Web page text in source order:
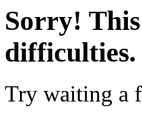
Sorry!
difficulties.
Try waiting a